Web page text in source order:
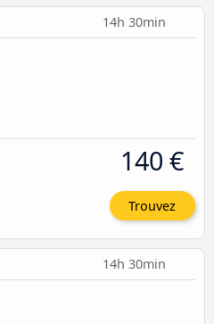
14h 30min
140 €
Trouvez
14h 30min